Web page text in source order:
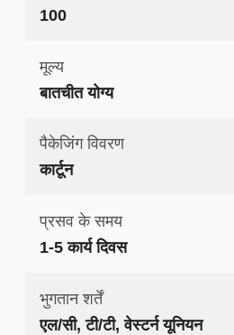
100
मूल्य
बातचीत योग्य
पैकेजिंग विवरण
कार्टून
प्रसव के समय
1-5 कार्य दिवस
भुगतान शर्तें
एल/सी, टी/टी, वेस्टर्न यूनियन